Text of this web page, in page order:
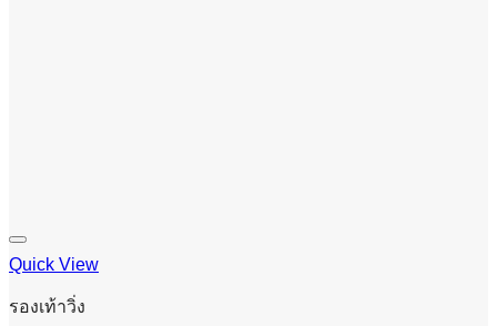
Quick View
รองเท้าวิ่ง